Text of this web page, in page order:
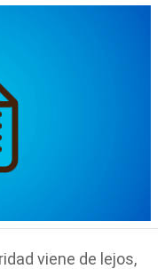
viene de lejos,